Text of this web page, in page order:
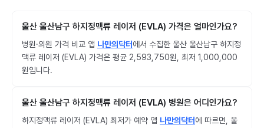
울산 울산남구 하지정맥류 레이저 (EVLA) 가격은 얼마인가요?
병원·의원 가격 비교 앱 나만의닥터에서 수집한 울산 울산남구 하지정
맥류 레이저 (EVLA) 가격은 평균 2,593,750원, 최저 1,000,000
원입니다.
울산 울산남구 하지정맥류 레이저 (EVLA) 병원은 어디인가요?
하지정맥류 레이저 (EVLA) 최저가 예약 앱 나만의닥터에 따르면, 울